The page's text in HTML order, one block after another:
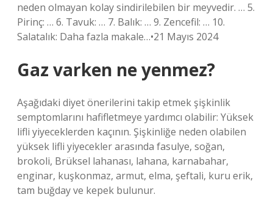
neden olmayan kolay sindirilebilen bir meyvedir. … 5.
Pirinç: … 6. Tavuk: … 7. Balık: … 9. Zencefil: … 10.
Salatalık: Daha fazla makale…•21 Mayıs 2024
Gaz varken ne yenmez?
Aşağıdaki diyet önerilerini takip etmek şişkinlik
semptomlarını hafifletmeye yardımcı olabilir: Yüksek
lifli yiyeceklerden kaçının. Şişkinliğe neden olabilen
yüksek lifli yiyecekler arasında fasulye, soğan,
brokoli, Brüksel lahanası, lahana, karnabahar,
enginar, kuşkonmaz, armut, elma, şeftali, kuru erik,
tam buğday ve kepek bulunur.